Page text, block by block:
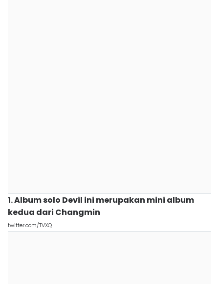
1. Album solo Devil ini merupakan mini album
kedua dari Changmin
twitter.com/TVXQ